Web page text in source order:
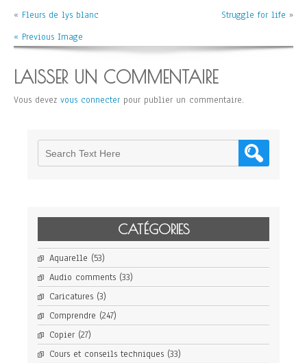
« Fleurs de lys blanc Struggle for life »
« Previous Image
LAISSER UN COMMENTAIRE
Vous devez vous connecter pour publier un commentaire.
CATÉGORIES
Aquarelle (53)
Audio comments (33)
Caricatures (3)
Comprendre (247)
Copier (27)
Cours et conseils techniques (33)